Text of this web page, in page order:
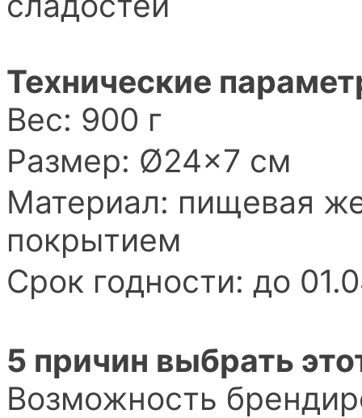
Технические
Вес: 900 г
Размер: Ø24×7 см
Материал: пищевая
покрытием
Срок годности: до
5 причин выбрать
Возможность